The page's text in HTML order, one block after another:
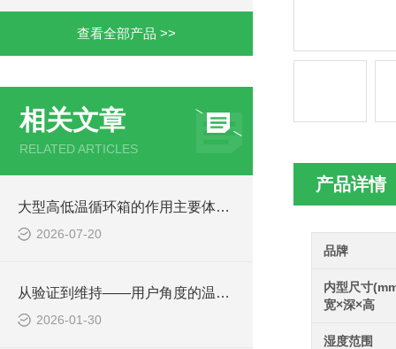
查看全部产品 >>
相关文章
RELATED ARTICLES
大型高低温循环箱的作用主要体现在哪些方面？
2026-07-20
从验证到维持——用户角度的温度均匀性管理实践
2026-01-30
产品详情
品牌
内型尺寸
宽×深×高
湿度范围